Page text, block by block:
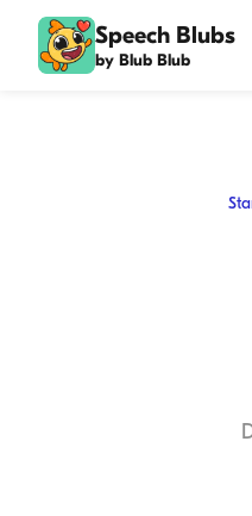
Speech Blubs
by Blub Blub